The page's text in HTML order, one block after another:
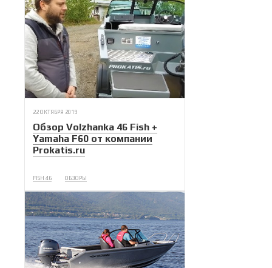
22 ОКТЯБРЯ 2019
Обзор Volzhanka 46 Fish +
Yamaha F60 от компании
Prokatis.ru
FISH 46 ОБЗОРЫ